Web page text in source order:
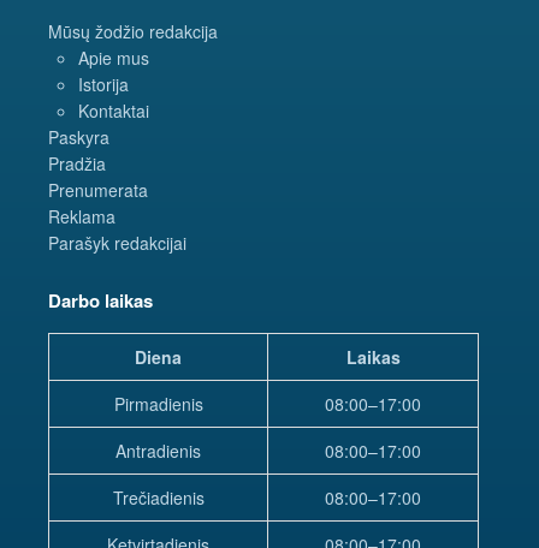
Mūsų žodžio redakcija
Apie mus
Istorija
Kontaktai
Paskyra
Pradžia
Prenumerata
Reklama
Parašyk redakcijai
Darbo laikas
Diena
Laikas
Pirmadienis
08:00–17:00
Antradienis
08:00–17:00
Trečiadienis
08:00–17:00